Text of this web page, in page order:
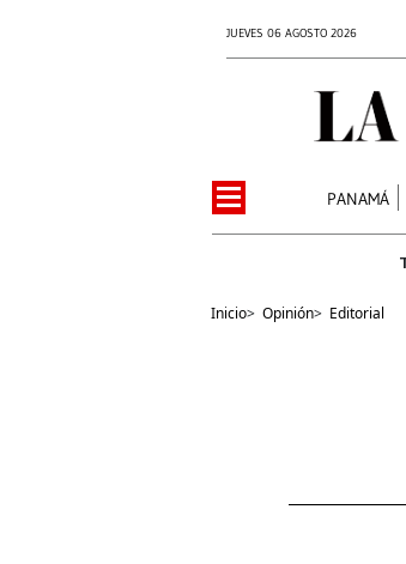
JUEVES 06 AGOSTO 2026
PANAMÁ
Inicio> Opinión> Editorial